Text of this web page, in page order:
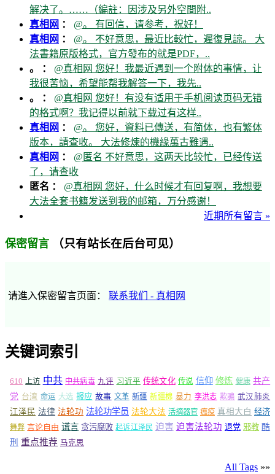
解决了。……（編註：因涉及另外空間附..
真相网 ： @。 有回信，请参考，祝好！
真相网 ： @。 不好意思，最近比較忙，遲復見諒。 大
法書籍原版格式，官方發布的就是PDF，..
。 ： @真相网 您好！我最近遇到一个附体的事情，让
我很苦恼，希望能帮我解答一下，我先..
。 ： @真相网 您好！有没有适用于手机阅读页码无错
的格式啊？我记得以前就下载过有这样..
真相网 ： @。 您好，資料已傳送，有简体，也有繁体
版本，請查收。 大法修煉的機緣萬古難遇..
真相网 ： @匿名 不好意思，这两天比较忙，已经传送
了，请查收
匿名 ： @真相网 您好，什么时候才有回复啊，我想要
大法全套书籍发送到我的邮箱，万分感谢！
近期所有留言 »
保密留言 （只有站长在后台可见）
请進入保密留言页面： 联系我们 - 真相网
关键词索引
610 上访 中共 中共病毒 九评 习近平 传统文化 传说 信仰 修炼 健康 共产
党 台湾 命运 大选 报应 故事 文革 新疆 新疆棉 暴力 李洪志 欺骗 武汉肺炎
江泽民 法律 法轮功 法轮功学员 法轮大法 活摘器官 瘟疫 真相大白 经济
舞弊 言论自由 谎言 贪污腐败 起诉江泽民 迫害 迫害法轮功 退党 邪教 酷
刑 重点推荐 马克思
All Tags »»